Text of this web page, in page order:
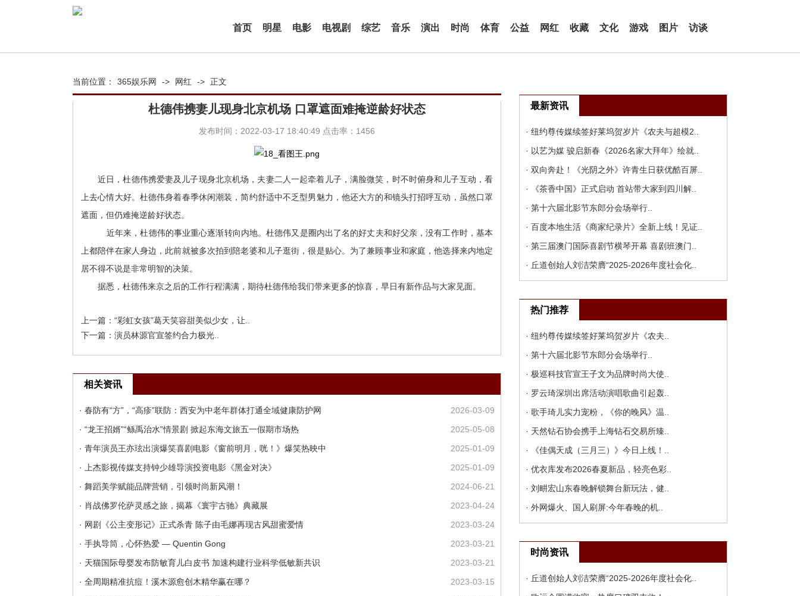
首页 明星 电影 电视剧 综艺 音乐 演出 时尚 体育 公益 网红 收藏 文化 游戏 图片 访谈
当前位置： 365娱乐网 -> 网红 -> 正文
杜德伟携妻儿现身北京机场 口罩遮面难掩逆龄好状态
发布时间：2022-03-17 18:40:49 点击率：1456
近日，杜德伟携爱妻及儿子现身北京机场，夫妻二人一起牵着儿子，满脸微笑，时不时俯身和儿子互动，看
上去心情大好。杜德伟身着春季休闲潮装，简约舒适中不乏型男魅力，他还大方的和镜头打招呼互动，虽然口罩
遮面，但仍难掩逆龄好状态。
近年来，杜德伟的事业重心逐渐转向内地。杜德伟又是圈内出了名的好丈夫和好父亲，没有工作时，基本
上都陪伴在家人身边，此前就被多次拍到陪老婆和儿子逛街，很是贴心。为了兼顾事业和家庭，他选择来内地定
居不得不说是非常明智的决策。
据悉，杜德伟来京之后的工作行程满满，期待杜德伟给我们带来更多的惊喜，早日有新作品与大家见面。
上一篇： “彩虹女孩”葛天笑容甜美似少女，让..
下一篇： 演员林源官宣签约合力极光..
相关资讯
· 春防有“方”，“高疹”联防：西安为中老年群体打通全域健康防护网
2026-03-09
· “龙王招婿”“鲧禹治水”情景剧 掀起东海文旅五一假期市场热
2025-05-08
· 青年演员王亦玹出演爆笑喜剧电影《窗前明月，咣！》爆笑热映中
2025-01-09
· 上杰影视传媒支持钟少雄导演投资电影《黑金对决》
2025-01-09
· 舞蹈美学赋能品牌营销，引领时尚新风潮！
2024-06-21
· 肖战佛罗伦萨灵感之旅，揭幕《寰宇古驰》典藏展
2023-04-24
· 网剧《公主变形记》正式杀青 陈子由毛娜再现古风甜蜜爱情
2023-03-24
· 手执导筒，心怀热爱 — Quentin Gong
2023-03-21
· 天猫国际母婴发布防敏育儿白皮书 加速构建行业科学低敏新共识
2023-03-21
· 全周期精准抗痘！溪木源愈创木精华赢在哪？
2023-03-15
最新资讯
· 纽约尊传媒续签好莱坞贺岁片《农夫与超模2..
· 以艺为媒 骏启新春《2026名家大拜年》绘就..
· 双向奔赴！《光阴之外》许青生日获优酷百屏..
· 《茶香中国》正式启动 首站带大家到四川解..
· 第十六届北影节东郎分会场举行..
· 百度本地生活《商家纪录片》全新上线！见证..
· 第三届澳门国际喜剧节横琴开幕 喜剧班澳门..
· 丘道创始人刘洁荣膺“2025-2026年度社会化..
热门推荐
· 纽约尊传媒续签好莱坞贺岁片《农夫..
· 第十六届北影节东郎分会场举行..
· 极巡科技官宣王子文为品牌时尚大使..
· 罗云琦深圳出席活动演唱歌曲引起轰..
· 歌手琦儿实力宠粉，《你的晚风》温..
· 天然钻石协会携手上海钻石交易所臻..
· 《佳偶天成（三月三）》今日上线！..
· 优衣库发布2026春夏新品，轻亮色彩..
· 刘畊宏山东春晚解锁舞台新玩法，健..
· 外网爆火、国人刷屏:今年春晚的机..
时尚资讯
· 丘道创始人刘洁荣膺“2025-2026年度社会化..